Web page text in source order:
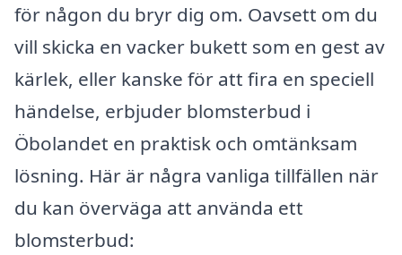
för någon du bryr dig om. Oavsett om du
vill skicka en vacker bukett som en gest av
kärlek, eller kanske för att fira en speciell
händelse, erbjuder blomsterbud i
Öbolandet en praktisk och omtänksam
lösning. Här är några vanliga tillfällen när
du kan överväga att använda ett
blomsterbud: